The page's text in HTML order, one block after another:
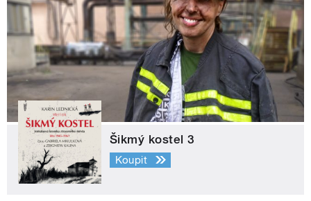
Šikmý kostel 3
Koupit